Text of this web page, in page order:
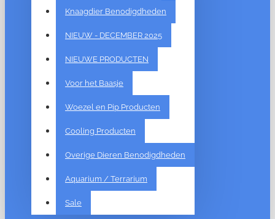
Knaagdier Benodigdheden
NIEUW - DECEMBER 2025
NIEUWE PRODUCTEN
Voor het Baasje
Woezel en Pip Producten
Cooling Producten
Overige Dieren Benodigdheden
Aquarium / Terrarium
Sale